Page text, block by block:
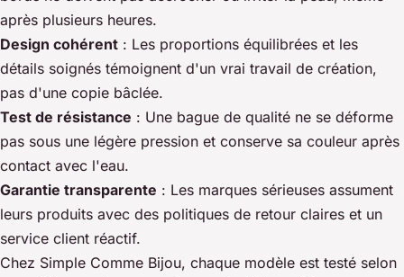
après plusieurs heures.
Design cohérent : Les proportions équilibrées et les
détails soignés témoignent d'un vrai travail de création,
pas d'une copie bâclée.
Test de résistance : Une bague de qualité ne se déforme
pas sous une légère pression et conserve sa couleur après
contact avec l'eau.
Garantie transparente : Les marques sérieuses assument
leurs produits avec des politiques de retour claires et un
service client réactif.
Chez Simple Comme Bijou, chaque modèle est testé selon